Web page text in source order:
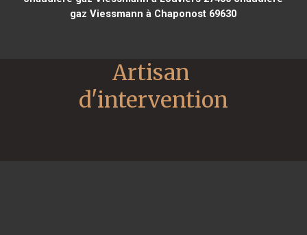
gaz Viessmann à Chaponost 69630
Artisan
d'intervention